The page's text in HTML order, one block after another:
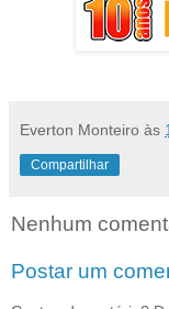
Everton Monteiro às
Compartilhar
Nenhum
Postar um